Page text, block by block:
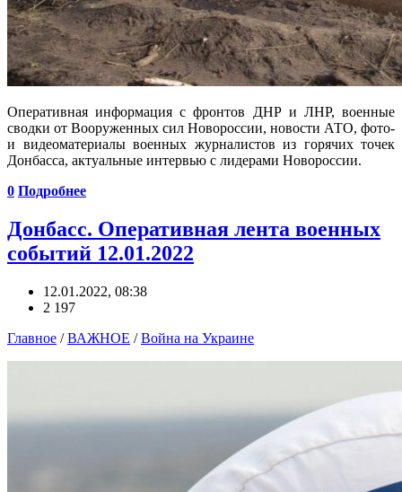
Оперативная информация с фронтов ДНР и ЛНР, военные
сводки от Вооруженных сил Новороссии, новости АТО, фото-
и видеоматериалы военных журналистов из горячих точек
Донбасса, актуальные интервью с лидерами Новороссии.
0 Подробнее
Донбасс. Оперативная лента военных
событий 12.01.2022
12.01.2022, 08:38
2 197
Главное /ВАЖНОЕ /Война на Украине